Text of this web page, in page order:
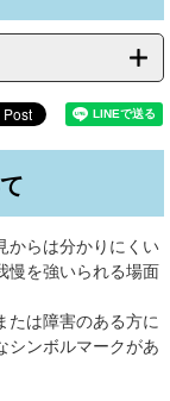
からは分かりにくい
慢を強いられる場面
は障害のある方に
シンボルマークがあ